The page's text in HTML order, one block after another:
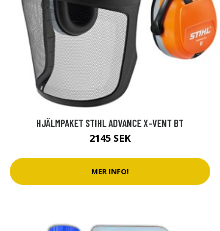
HJÄLMPAKET STIHL ADVANCE X-VENT BT
2145 SEK
MER INFO!